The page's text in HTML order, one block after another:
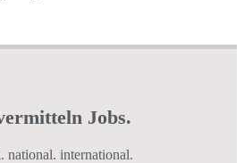
Jobs.
national. international.